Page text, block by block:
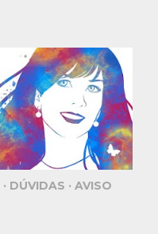
DÚVIDAS AVISO